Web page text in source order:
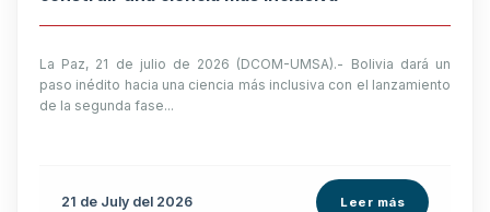
La Paz, 21 de julio de 2026 (DCOM-UMSA).- Bolivia dará un
paso inédito hacia una ciencia más inclusiva con el lanzamiento
de la segunda fase...
21 de July del 2026 Leer más